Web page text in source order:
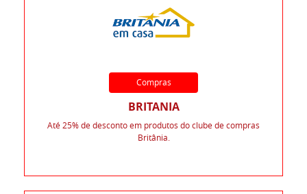
Compras
BRITANIA
Até 25% de desconto em produtos do clube de compras
Britânia.